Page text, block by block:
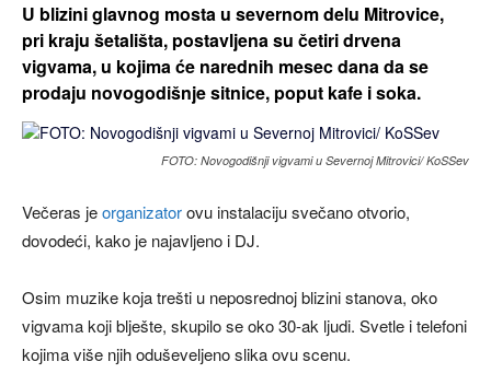
U blizini glavnog mosta u severnom delu Mitrovice,
pri kraju šetališta, postavljena su četiri drvena
vigvama, u kojima će narednih mesec dana da se
prodaju novogodišnje sitnice, poput kafe i soka.
FOTO: Novogodišnji vigvami u Severnoj Mitrovici/ KoSSev
Večeras jeorganizatorovu instalaciju svečano otvorio,
dovodeći, kako je najavljeno i DJ.
Osim muzike koja trešti u neposrednoj blizini stanova, oko
vigvama koji blješte, skupilo se oko 30-ak ljudi. Svetle i telefoni
kojima više njih oduševeljeno slika ovu scenu.